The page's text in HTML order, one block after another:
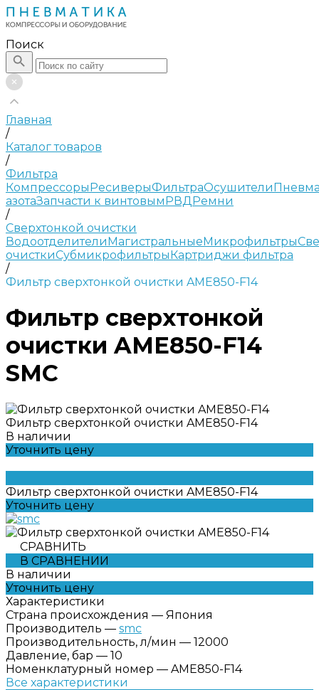
Поиск
Главная
/
Каталог товаров
/
Фильтра
КомпрессорыРесиверыФильтраОсушители
азотаЗапчасти к винтовымРВДРемни
/
Сверхтонкой очистки
ВодоотделителиМагистральныеМикрофильтры
очисткиСубмикрофильтрыКартриджи фильтра
/
Фильтр сверхтонкой очистки AME850-F14
Фильтр сверхтонкой
очистки AME850-F14
SMC
Фильтр сверхтонкой очистки AME850-F14
В наличии
Уточнить цену
Фильтр сверхтонкой очистки AME850-F14
Уточнить цену
СРАВНИТЬ
В СРАВНЕНИИ
В наличии
Уточнить цену
Характеристики
Страна происхождения — Япония
Производитель — smc
Производительность, л/мин — 12000
Давление, бар — 10
Номенклатурный номер — AME850-F14
Все характеристики